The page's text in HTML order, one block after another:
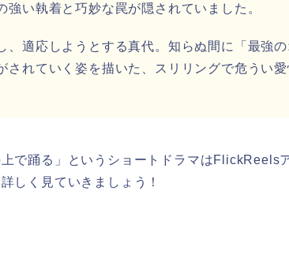
強い執着と巧妙な罠が隠されていました。
、適応しようとする真代。知らぬ間に「最強の
されていく姿を描いた、スリリングで危うい
で踊る」
というショートドラマはFlickReels
しく見ていきましょう！